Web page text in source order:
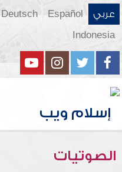
عربي Español
Deutsch
Indonesia
الصوتيات